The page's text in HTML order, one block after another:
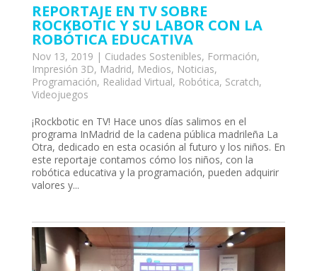
REPORTAJE EN TV SOBRE
ROCKBOTIC Y SU LABOR CON LA
ROBÓTICA EDUCATIVA
Nov 13, 2019 | Ciudades Sostenibles, Formación,
Impresión 3D, Madrid, Medios, Noticias,
Programación, Realidad Virtual, Robótica, Scratch,
Videojuegos
¡Rockbotic en TV! Hace unos días salimos en el
programa InMadrid de la cadena pública madrileña La
Otra, dedicado en esta ocasión al futuro y los niños. En
este reportaje contamos cómo los niños, con la
robótica educativa y la programación, pueden adquirir
valores y...